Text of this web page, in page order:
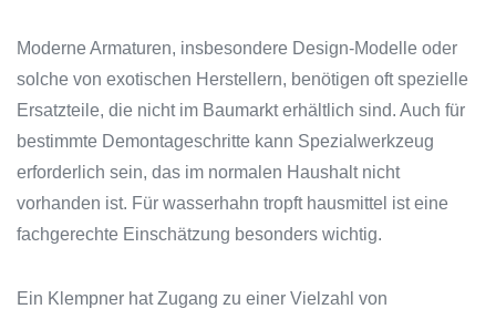
Moderne Armaturen, insbesondere Design-Modelle oder
solche von exotischen Herstellern, benötigen oft spezielle
Ersatzteile, die nicht im Baumarkt erhältlich sind. Auch für
bestimmte Demontageschritte kann Spezialwerkzeug
erforderlich sein, das im normalen Haushalt nicht
vorhanden ist. Für wasserhahn tropft hausmittel ist eine
fachgerechte Einschätzung besonders wichtig.
Ein Klempner hat Zugang zu einer Vielzahl von